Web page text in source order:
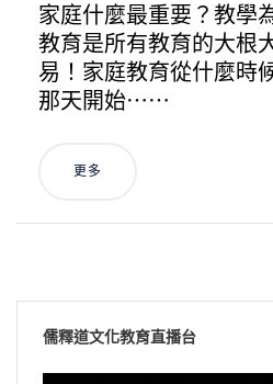
家庭什麼最重要？教學
教育是所有教育的大根
易！家庭教育從什麼時
那天開始⋯⋯
更多
儒釋道文化教育直播台